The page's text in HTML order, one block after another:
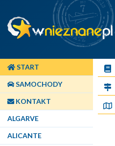
START
SAMOCHODY
KONTAKT
ALGARVE
ALICANTE